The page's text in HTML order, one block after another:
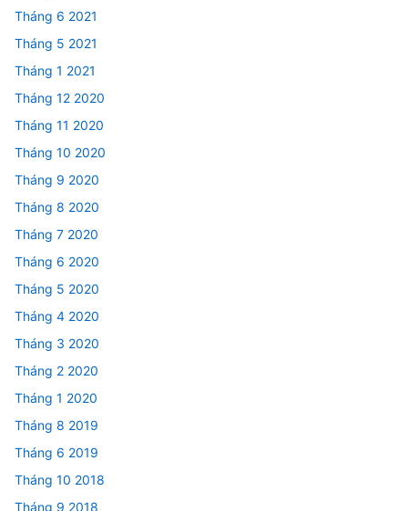
Tháng 6 2021
Tháng 5 2021
Tháng 1 2021
Tháng 12 2020
Tháng 11 2020
Tháng 10 2020
Tháng 9 2020
Tháng 8 2020
Tháng 7 2020
Tháng 6 2020
Tháng 5 2020
Tháng 4 2020
Tháng 3 2020
Tháng 2 2020
Tháng 1 2020
Tháng 8 2019
Tháng 6 2019
Tháng 10 2018
Tháng 9 2018